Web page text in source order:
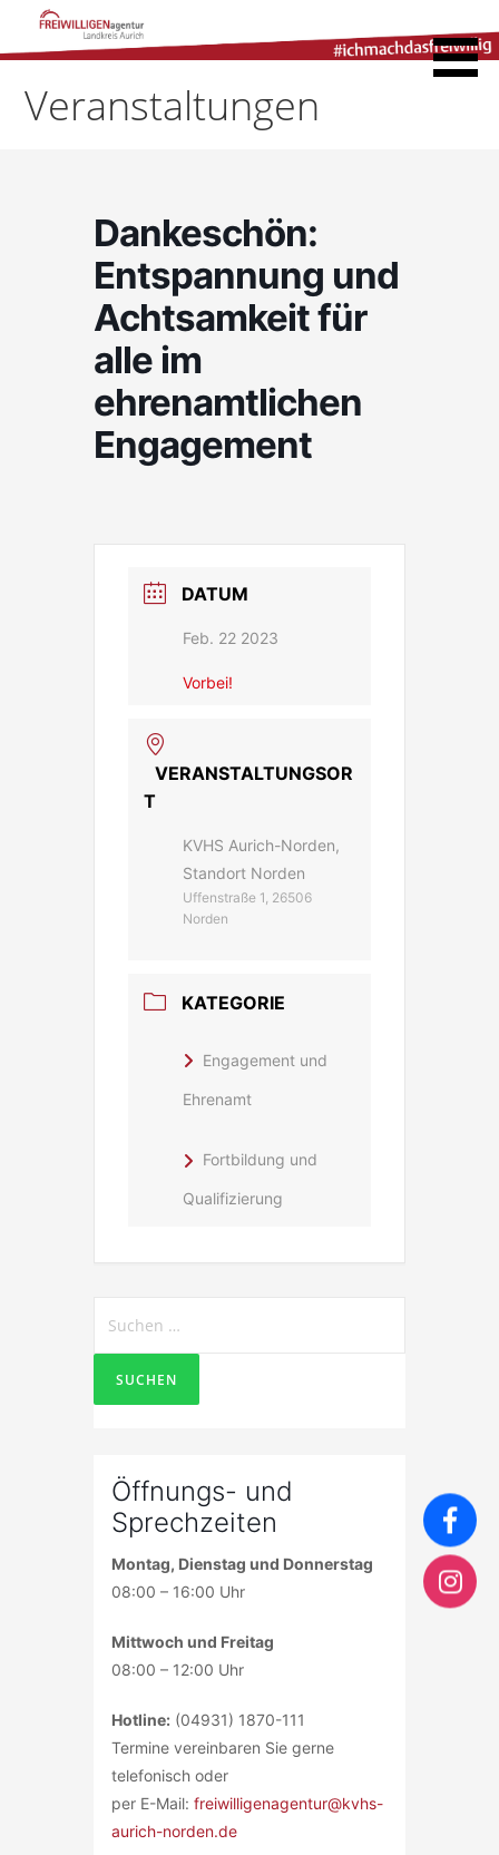
Freiwilligenagentur
Landkreis Aurich
Veranstaltungen
Dankeschön:
Entspannung und
Achtsamkeit für
alle im
ehrenamtlichen
Engagement
DATUM
Feb. 22 2023
Vorbei!
VERANSTALTUNGSOR
T
KVHS Aurich-Norden,
Standort Norden
Uffenstraße 1, 26506
Norden
KATEGORIE
Engagement und
Ehrenamt
Fortbildung und
Qualifizierung
nach:
Öffnungs- und
Sprechzeiten
Montag, Dienstag und Donnerstag
08:00 – 16:00 Uhr
Mittwoch und Freitag
08:00 – 12:00 Uhr
Hotline: (04931) 1870-111
Termine vereinbaren Sie gerne
telefonisch oder
per E-Mail: freiwilligenagentur@kvhs-
aurich-norden.de